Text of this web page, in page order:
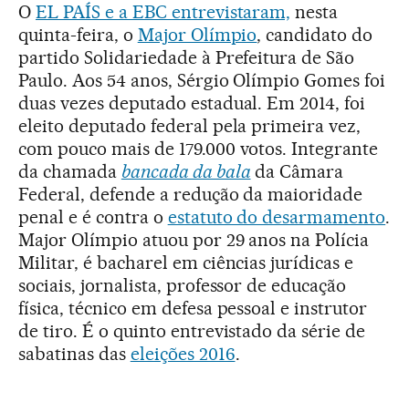
O EL PAÍS e a EBC entrevistaram, nesta
quinta-feira, o Major Olímpio, candidato do
partido Solidariedade à Prefeitura de São
Paulo. Aos 54 anos, Sérgio Olímpio Gomes foi
duas vezes deputado estadual. Em 2014, foi
eleito deputado federal pela primeira vez,
com pouco mais de 179.000 votos. Integrante
da chamada bancada da bala da Câmara
Federal, defende a redução da maioridade
penal e é contra o estatuto do desarmamento.
Major Olímpio atuou por 29 anos na Polícia
Militar, é bacharel em ciências jurídicas e
sociais, jornalista, professor de educação
física, técnico em defesa pessoal e instrutor
de tiro. É o quinto entrevistado da série de
sabatinas das eleições 2016.